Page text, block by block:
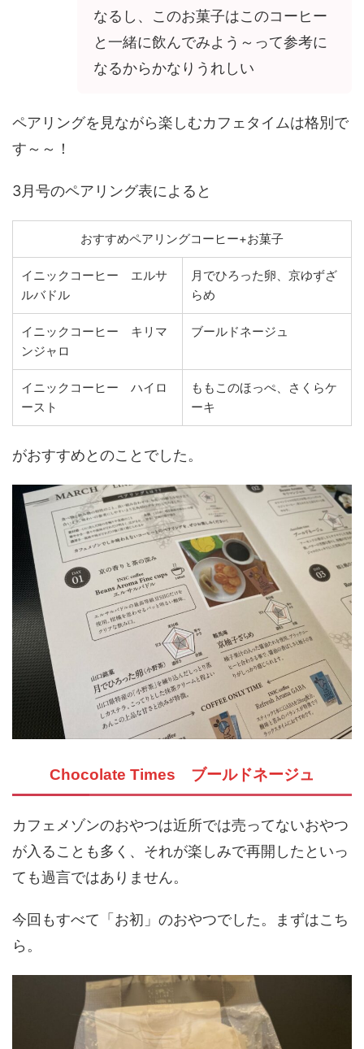
なるし、このお菓子はこのコーヒー
と一緒に飲んでみよう～って参考に
なるからかなりうれしい
ペアリングを見ながら楽しむカフェタイムは格別で
す～～！
3月号のペアリング表によると
おすすめペアリングコーヒー+お菓子
イニックコーヒー エルサ
ルバドル
月でひろった卵、京ゆずざ
らめ
イニックコーヒー キリマ
ンジャロ
ブールドネージュ
イニックコーヒー ハイロ
ースト
ももこのほっぺ、さくらケ
ーキ
がおすすめとのことでした。
Chocolate Times ブールドネージュ
カフェメゾンのおやつは近所では売ってないおやつ
が入ることも多く、それが楽しみで再開したといっ
ても過言ではありません。
今回もすべて「お初」のおやつでした。まずはこち
ら。